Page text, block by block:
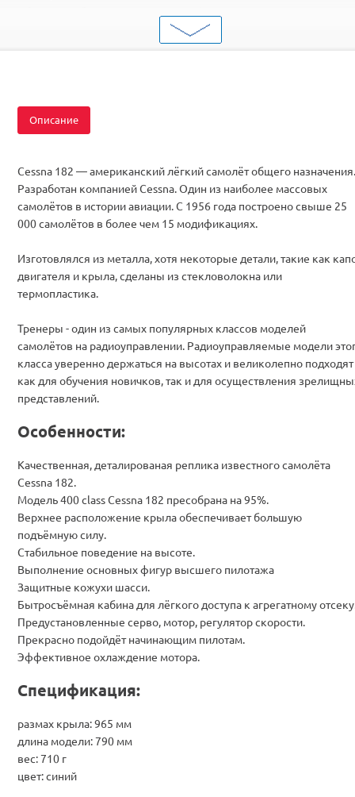
2000000097961
Двигатель
Комплектация
Описание
Cessna 182 — американский лёгкий самолёт общего назначения.
Разработан компанией Cessna. Один из наиболее массовых
самолётов в истории авиации. С 1956 года построено свыше 25
000 самолётов в более чем 15 модификациях.
Изготовлялся из металла, хотя некоторые детали, такие как
двигателя и крыла, сделаны из стекловолокна или
термопластика.
Тренеры - один из самых популярных классов моделей
самолётов на радиоуправлении. Радиоуправляемые модели
класса уверенно держаться на высотах и великолепно подходят
как для обучения новичков, так и для осуществления
представлений.
Особенности:
Качественная, деталированая реплика известного самолёта
Cessna 182.
Модель 400 class Cessna 182 пресобрана на 95%.
Верхнее расположение крыла обеспечивает большую
подъёмную силу.
Стабильное поведение на высоте.
Выполнение основных фигур высшего пилотажа
Защитные кожухи шасси.
Бытросъёмная кабина для лёгкого доступа к агрегатному
Предустановленные серво, мотор, регулятор скорости.
Прекрасно подойдёт начинающим пилотам.
Эффективное охлаждение мотора.
Спецификация:
размах крыла: 965 мм
длина модели: 790 мм
вес: 710 г
цвет: синий